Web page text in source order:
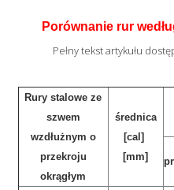
Porównanie rur
Pełny tekst artykułu
Rury stalowe ze
szwem
wzdłużnym o
przekroju
okrągłym
średnica
[cal]
[mm]